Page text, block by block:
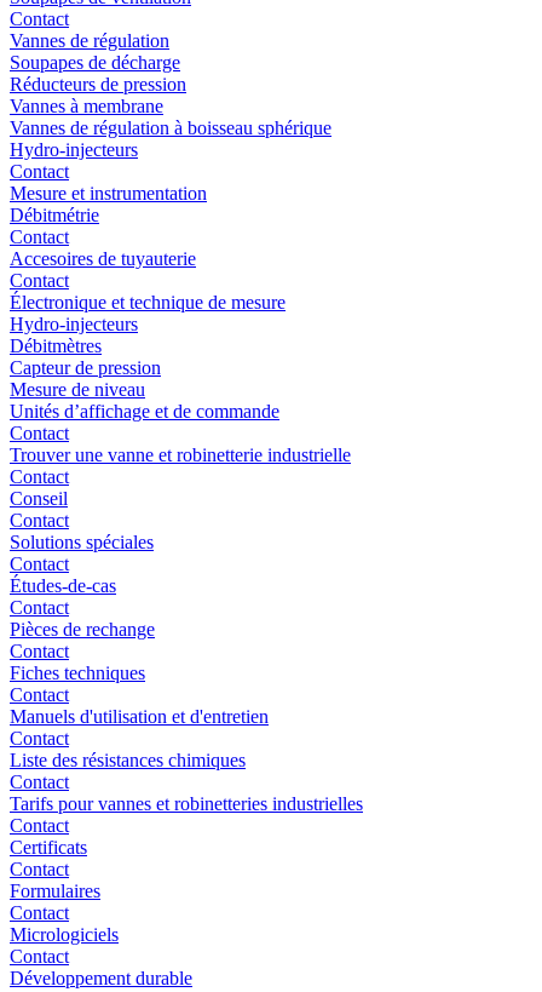
Contact
Vannes de régulation
Soupapes de décharge
Réducteurs de pression
Vannes à membrane
Vannes de régulation à boisseau sphérique
Hydro-injecteurs
Contact
Mesure et instrumentation
Débitmétrie
Contact
Accesoires de tuyauterie
Contact
Électronique et technique de mesure
Hydro-injecteurs
Débitmètres
Capteur de pression
Mesure de niveau
Unités d’affichage et de commande
Contact
Trouver une vanne et robinetterie industrielle
Contact
Conseil
Contact
Solutions spéciales
Contact
Études-de-cas
Contact
Pièces de rechange
Contact
Fiches techniques
Contact
Manuels d'utilisation et d'entretien
Contact
Liste des résistances chimiques
Contact
Tarifs pour vannes et robinetteries industrielles
Contact
Certificats
Contact
Formulaires
Contact
Micrologiciels
Contact
Développement durable